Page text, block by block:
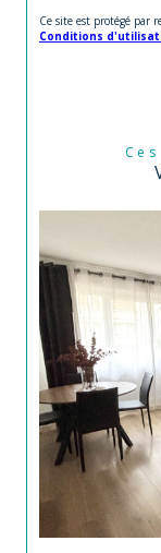
Ce site est protégé par
Conditions